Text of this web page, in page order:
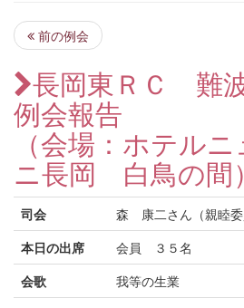
前の例会
長岡東ＲＣ 難
例会報告
（会場：ホテル
ニ長岡 白鳥の間）
司会
森 康二さん（親睦委
本日の出席
会員 ３５名
会歌
我等の生業